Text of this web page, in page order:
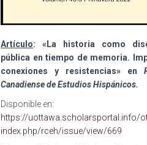
Artículo: «La historia como
pública en tiempo de memoria.
conexiones y resistencias»en
Canadiense de Estudios Hispánicos.
Disponible en:
https://uottawa.scholarsportal.info/
index.php/rceh/issue/view/669